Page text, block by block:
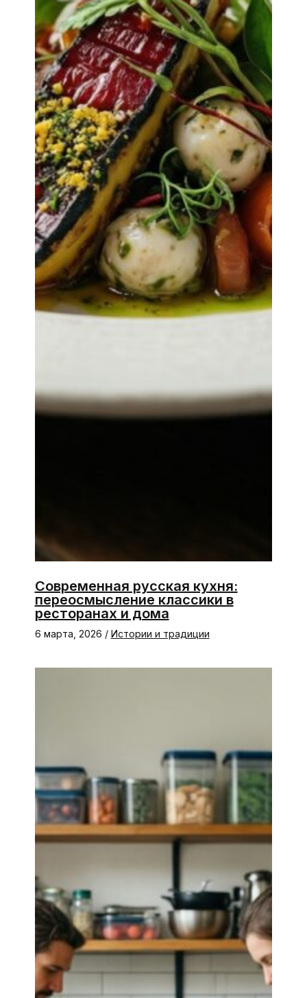
Современная русская кухня:
переосмысление классики в
ресторанах и дома
6 марта, 2026 / Истории и традиции